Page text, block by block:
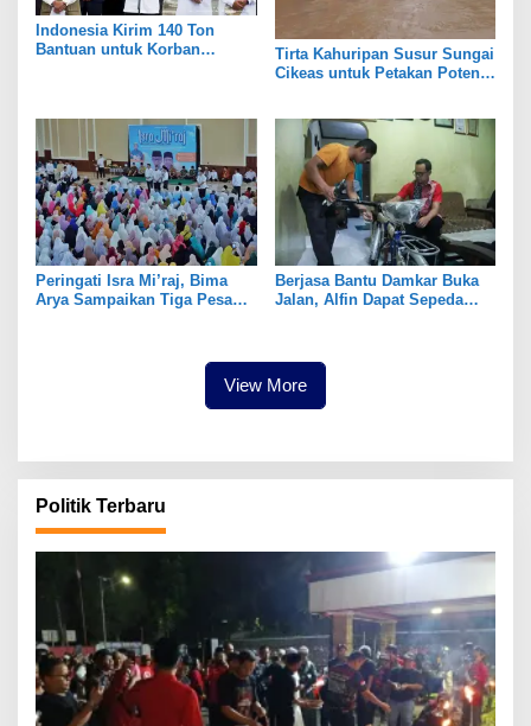
Indonesia Kirim 140 Ton
Bantuan untuk Korban
Tirta Kahuripan Susur Sungai
Cikeas untuk Petakan Potensi
Peringati Isra Mi’raj, Bima
Arya Sampaikan Tiga Pesan
Berjasa Bantu Damkar Buka
Jalan, Alfin Dapat Sepeda
View More
Politik Terbaru